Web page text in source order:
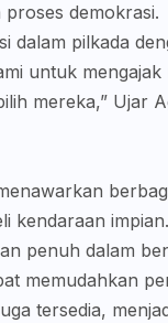
dalam pilkada
untuk
mereka,” Ujar
kendaraan
penuh dalam
memudahkan
tersedia,